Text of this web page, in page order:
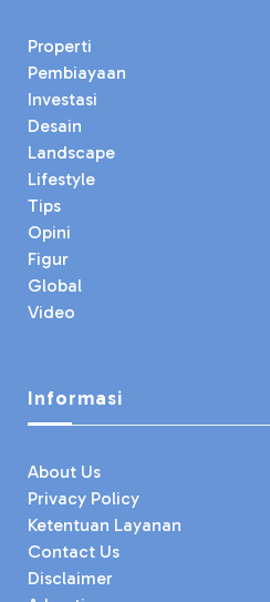
Properti
Pembiayaan
Investasi
Desain
Landscape
Lifestyle
Tips
Opini
Figur
Global
Video
Informasi
About Us
Privacy Policy
Ketentuan Layanan
Contact Us
Disclaimer